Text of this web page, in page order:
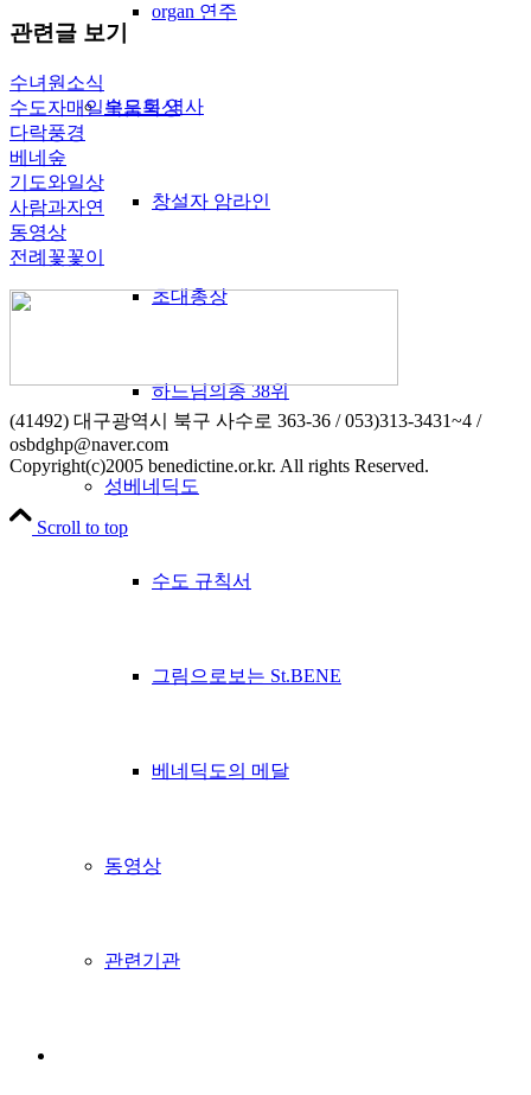
organ 연주
수도회 역사
창설자 암라인
초대총장
하느님의종 38위
성베네딕도
수도 규칙서
그림으로보는 St.BENE
베네딕도의 메달
동영상
관련기관
관련글 보기
수녀원소식
수도자매일복음묵상
다락풍경
베네숲
기도와일상
사람과자연
동영상
전례꽃꽃이
(41492) 대구광역시 북구 사수로 363-36 / 053)313-3431~4 /
osbdghp@naver.com
Copyright(c)2005 benedictine.or.kr. All rights Reserved.
Scroll to top